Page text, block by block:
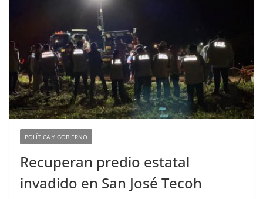
POLÍTICA Y GOBIERNO
Recuperan predio estatal
invadido en San José Tecoh